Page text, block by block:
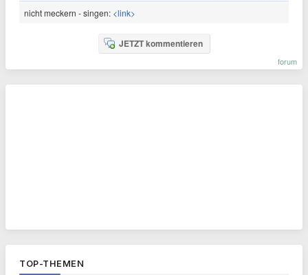
nicht meckern - singen: <link>
JETZT kommentieren
forum
TOP-THEMEN